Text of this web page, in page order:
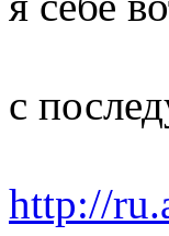
с
http://